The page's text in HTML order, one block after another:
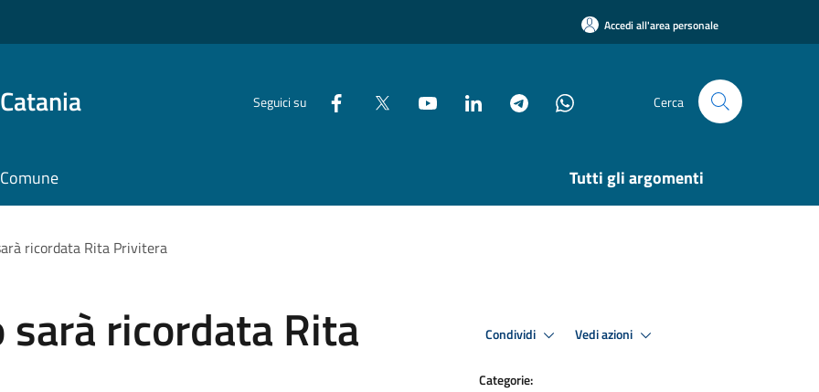
Accedi all'area personale
Seguici su Cerca
Tutti gli argomenti
ricordata Rita Privitera
ricordata Rita Condividi Vedi azioni
Categorie: